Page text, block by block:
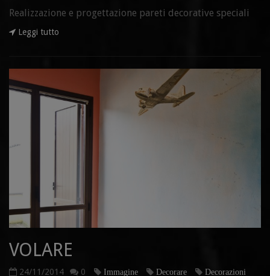
Realizzazione e progettazione pareti decorative speciali
Leggi tutto
VOLARE
24/11/2014 0 Immagine Decorare
Decorazioni